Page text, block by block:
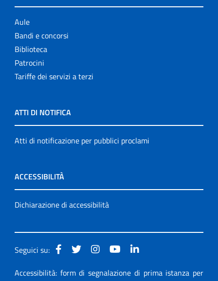
Aule
Bandi e concorsi
Biblioteca
Patrocini
Tariffe dei servizi a terzi
ATTI DI NOTIFICA
Atti di notificazione per pubblici proclami
ACCESSIBILITÀ
Dichiarazione di accessibilità
Seguici su:
Accessibilità: form di segnalazione di prima istanza per